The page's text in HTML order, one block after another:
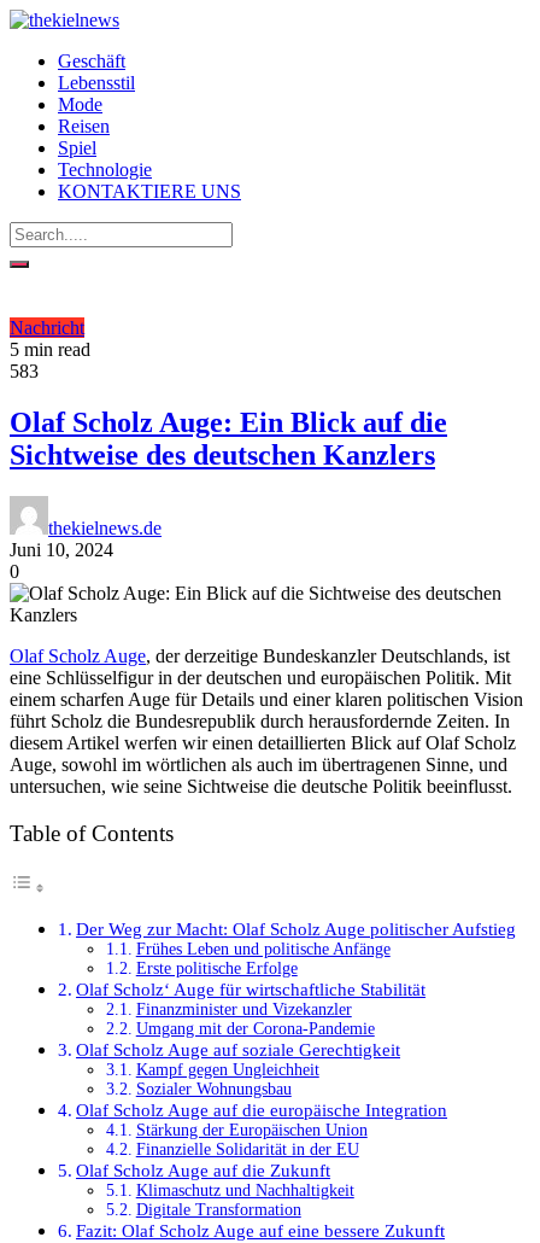
Geschäft
Lebensstil
Mode
Reisen
Spiel
Technologie
KONTAKTIERE UNS
Nachricht
5 min read
583
Olaf Scholz Auge: Ein Blick auf die
Sichtweise des deutschen Kanzlers
thekielnews.de
Juni 10, 2024
0
Olaf Scholz Auge, der derzeitige Bundeskanzler Deutschlands, ist
eine Schlüsselfigur in der deutschen und europäischen Politik. Mit
einem scharfen Auge für Details und einer klaren politischen Vision
führt Scholz die Bundesrepublik durch herausfordernde Zeiten. In
diesem Artikel werfen wir einen detaillierten Blick auf Olaf Scholz
Auge, sowohl im wörtlichen als auch im übertragenen Sinne, und
untersuchen, wie seine Sichtweise die deutsche Politik beeinflusst.
Table of Contents
Der Weg zur Macht: Olaf Scholz Auge politischer Aufstieg
Frühes Leben und politische Anfänge
Erste politische Erfolge
Olaf Scholz‘ Auge für wirtschaftliche Stabilität
Finanzminister und Vizekanzler
Umgang mit der Corona-Pandemie
Olaf Scholz Auge auf soziale Gerechtigkeit
Kampf gegen Ungleichheit
Sozialer Wohnungsbau
Olaf Scholz Auge auf die europäische Integration
Stärkung der Europäischen Union
Finanzielle Solidarität in der EU
Olaf Scholz Auge auf die Zukunft
Klimaschutz und Nachhaltigkeit
Digitale Transformation
Fazit: Olaf Scholz Auge auf eine bessere Zukunft